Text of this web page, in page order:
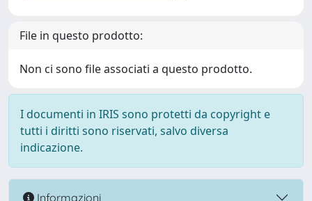
File in questo prodotto:
Non ci sono file associati a questo prodotto.
I documenti in IRIS sono protetti da copyright e
tutti i diritti sono riservati, salvo diversa
indicazione.
Informazioni